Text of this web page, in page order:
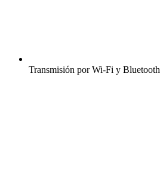
Transmisión por Wi-Fi y Bluetooth